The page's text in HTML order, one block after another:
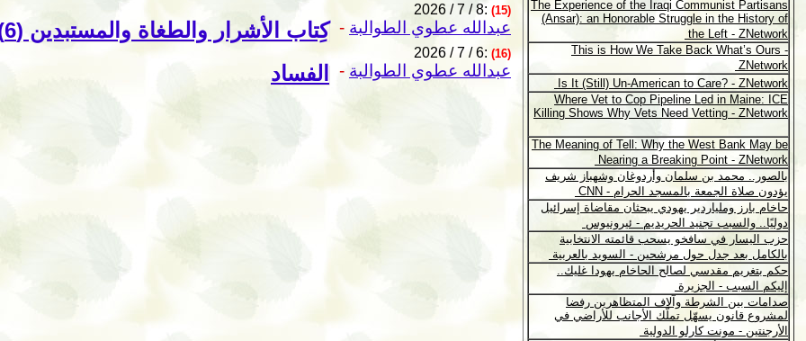
2026 / 7 / 8: (15)
كِتاب الأشرار والطغاة والمستبدين (6) نصائح ميكافيلية للأمير- عبدالله عطوي الطوالبة
2026 / 7 / 6: (16)
الفساد - عبدالله عطوي الطوالبة